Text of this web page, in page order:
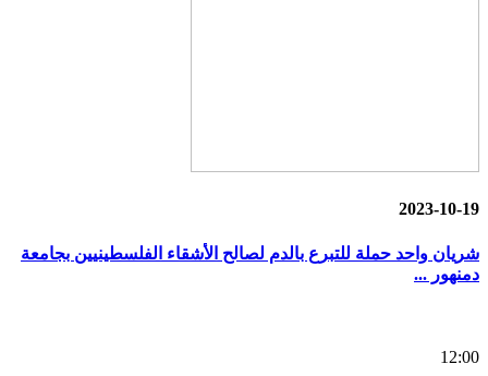
2023-10-19
شريان واحد حملة للتبرع بالدم لصالح الأشقاء الفلسطينيين بجامعة
دمنهور ...
12:00